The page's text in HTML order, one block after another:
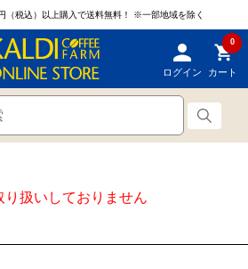
（税込）以上購入で送料無料！ ※一部地域を除く
ログイン
0
カート
り扱いしておりません